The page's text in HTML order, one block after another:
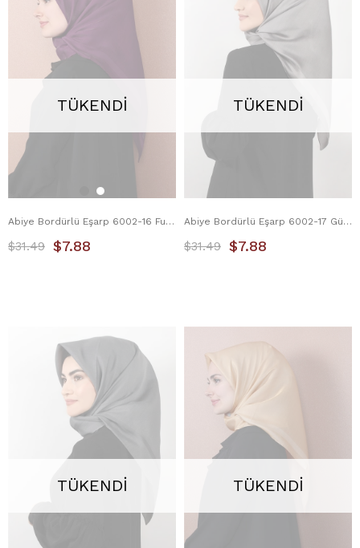
TÜKENDI
Abiye Bordürlü Eşarp 6002-16 Fuşya
$7.88
$31.49
TÜKENDI
Abiye Bordürlü Eşarp 6002-17 Gümüş
$7.88
$31.49
TÜKENDI TÜKENDI